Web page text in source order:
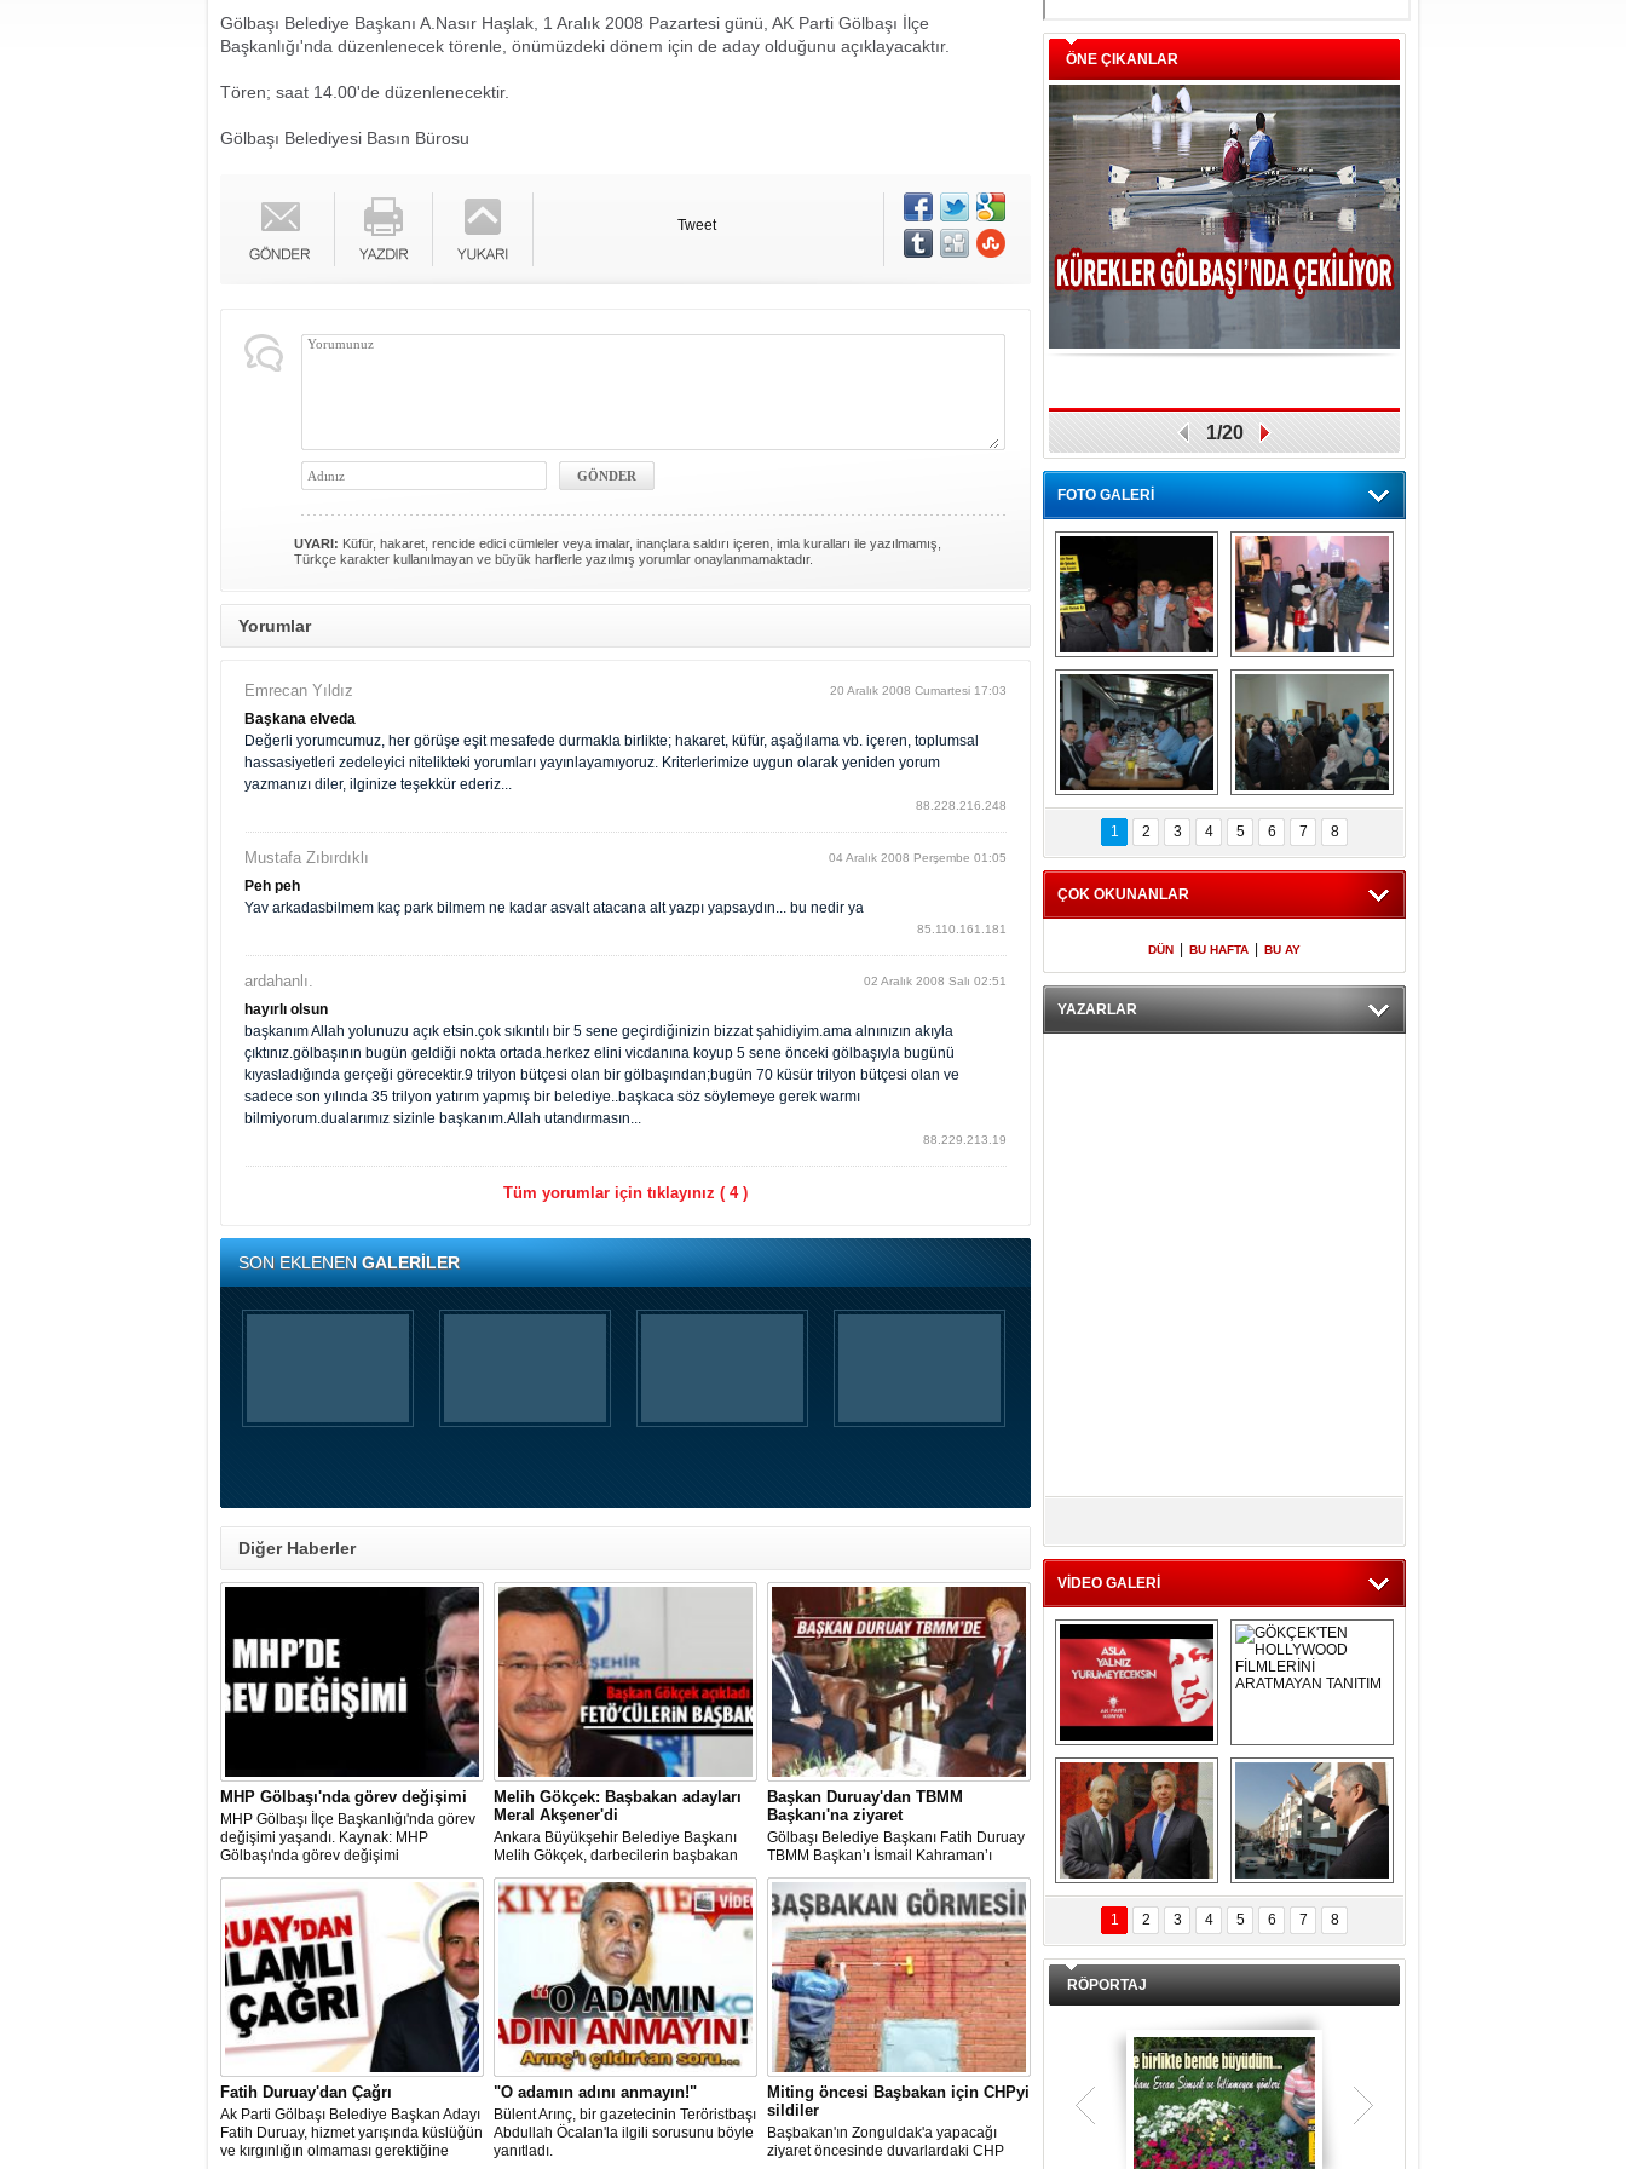
Gölbaşı Belediye Başkanı A.Nasır Haşlak, 1 Aralık 2008 Pazartesi günü, AK Parti Gölbaşı İlçe
Başkanlığı'nda düzenlenecek törenle, önümüzdeki dönem için de aday olduğunu açıklayacaktır.
Tören; saat 14.00'de düzenlenecektir.
Gölbaşı Belediyesi Basın Bürosu
Tweet
UYARI: Küfür, hakaret, rencide edici cümleler veya imalar, inançlara saldırı içeren, imla kuralları ile yazılmamış,
Türkçe karakter kullanılmayan ve büyük harflerle yazılmış yorumlar onaylanmamaktadır.
Yorumlar
Emrecan Yıldız 20 Aralık 2008 Cumartesi 17:03
Başkana elveda
Değerli yorumcumuz, her görüşe eşit mesafede durmakla birlikte; hakaret, küfür, aşağılama vb. içeren, toplumsal
hassasiyetleri zedeleyici nitelikteki yorumları yayınlayamıyoruz. Kriterlerimize uygun olarak yeniden yorum
yazmanızı diler, ilginize teşekkür ederiz...
88.228.216.248
Mustafa Zıbırdıklı 04 Aralık 2008 Perşembe 01:05
Peh peh
Yav arkadasbilmem kaç park bilmem ne kadar asvalt atacana alt yazpı yapsaydın... bu nedir ya
85.110.161.181
ardahanlı. 02 Aralık 2008 Salı 02:51
hayırlı olsun
başkanım Allah yolunuzu açık etsin.çok sıkıntılı bir 5 sene geçirdiğinizin bizzat şahidiyim.ama alnınızın akıyla
çıktınız.gölbaşının bugün geldiği nokta ortada.herkez elini vicdanına koyup 5 sene önceki gölbaşıyla bugünü
kıyasladığında gerçeği görecektir.9 trilyon bütçesi olan bir gölbaşından;bugün 70 küsür trilyon bütçesi olan ve
sadece son yılında 35 trilyon yatırım yapmış bir belediye..başkaca söz söylemeye gerek warmı
bilmiyorum.dualarımız sizinle başkanım.Allah utandırmasın...
88.229.213.19
Tüm yorumlar için tıklayınız ( 4 )
SON EKLENENGALERİLER
Diğer Haberler
MHP Gölbaşı'nda görev değişimi
MHP Gölbaşı İlçe Başkanlığı'nda görev
değişimi yaşandı. Kaynak: MHP
Gölbaşı'nda görev değişimi
Melih Gökçek: Başbakan adayları
Meral Akşener'di
Ankara Büyükşehir Belediye Başkanı
Melih Gökçek, darbecilerin başbakan
adayının Meral Akşener olduğunu
söyledi.Siyaset / 30 Temmuz 2016
Cumartesi 14:30
Başkan Duruay'dan TBMM
Başkanı'na ziyaret
Gölbaşı Belediye Başkanı Fatih Duruay
TBMM Başkan’ı İsmail Kahraman’ı
makamında ziyaret etti.
Fatih Duruay'dan Çağrı
Ak Parti Gölbaşı Belediye Başkan Adayı
Fatih Duruay, hizmet yarışında küslüğün
ve kırgınlığın olmaması gerektiğine
"O adamın adını anmayın!"
Bülent Arınç, bir gazetecinin Teröristbaşı
Abdullah Öcalan'la ilgili sorusunu böyle
yanıtladı.
Miting öncesi Başbakan için CHPyi
sildiler
Başbakan'ın Zonguldak'a yapacağı
ziyaret öncesinde duvarlardaki CHP
ÖNE ÇIKANLAR
1/20
FOTO GALERİ
Gölbaşı GAZZE
İÇİN YÜRÜDÜ
Kaymakamlıktan
iftar yemeği
Kaymakamlıktan
iftar yemeği
NERGÜL
YILDIRIM SEÇİM
BÜROSUNU AÇTI
1 2 3 4 5 6 7 8
ÇOK OKUNANLAR
DÜN BU HAFTA BU AY
YAZARLAR
VİDEO GALERİ
Asla Yalnız
Yürümeyeceksin
Uzun Adam
GÖKÇEK'TEN
HOLLYWOOD
FİLMLERİNİ
ARATMAYAN
TANITIM
DAL İÇERİ ZÜBÜK!
ERCAN ŞİMŞEK
GÖLBAŞI'NDA
KASIRGA ETKİSİ
YARATTI !
1 2 3 4 5 6 7 8
RÖPORTAJ
Teşrik tekbiri nedir? Ne anlama gelir?